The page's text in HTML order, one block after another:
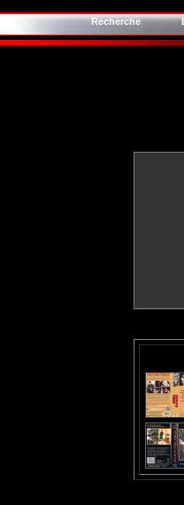
Recherche